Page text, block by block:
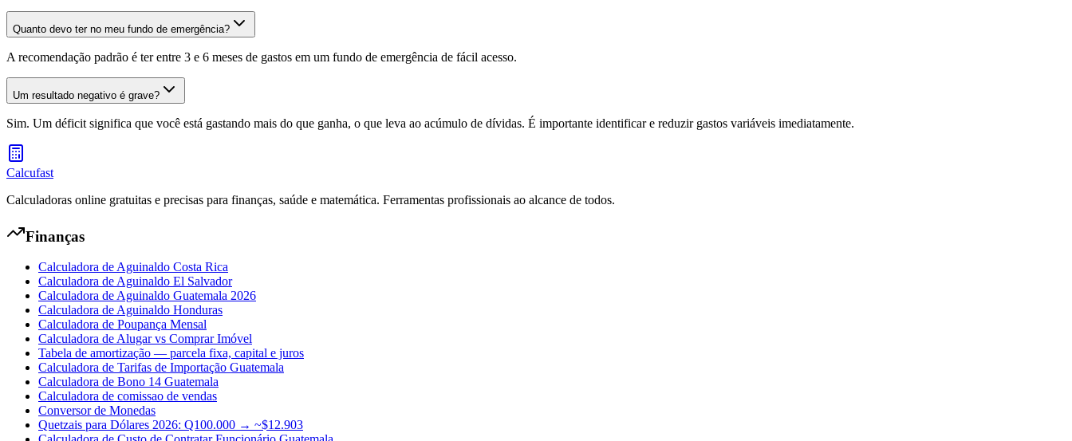
Quanto devo ter no meu fundo de emergência?
A recomendação padrão é ter entre 3 e 6 meses de gastos em um fundo de emergência de fácil acesso.
Um resultado negativo é grave?
Sim. Um déficit significa que você está gastando mais do que ganha, o que leva ao acúmulo de dívidas. É importante identificar e reduzir gastos variáveis imediatamente.
Calcufast
Calculadoras online gratuitas e precisas para finanças, saúde e matemática. Ferramentas profissionais ao alcance de todos.
Finanças
Calculadora de Aguinaldo Costa Rica
Calculadora de Aguinaldo El Salvador
Calculadora de Aguinaldo Guatemala 2026
Calculadora de Aguinaldo Honduras
Calculadora de Poupança Mensal
Calculadora de Alugar vs Comprar Imóvel
Tabela de amortização — parcela fixa, capital e juros
Calculadora de Tarifas de Importação Guatemala
Calculadora de Bono 14 Guatemala
Calculadora de comissao de vendas
Conversor de Monedas
Quetzais para Dólares 2026: Q100.000 → ~$12.903